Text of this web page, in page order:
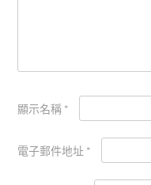
顯示名稱 *
電子郵件地址 *